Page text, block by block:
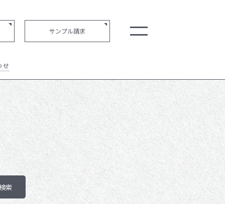
サンプル請求
せ
お知らせ